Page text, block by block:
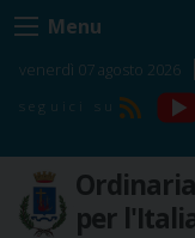
Skip
to
content
Menu
venerdì 07 agosto 2026
RSS
per